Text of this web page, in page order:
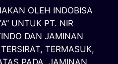
OLEH INDOBISA
UNTUK PT. NIR
DAN JAMINAN
TERMASUK,